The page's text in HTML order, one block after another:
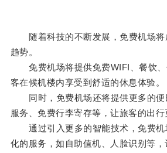
随着科技的不断发展，免费机场将
趋势。
免费机场将提供免费WIFI、餐饮、
客在候机楼内享受到舒适的休息体验。
同时，免费机场还将提供更多的便
服务、免费行李寄存等，让旅客的出行
通过引入更多的智能技术，免费机
化的服务，如自助值机、人脸识别等